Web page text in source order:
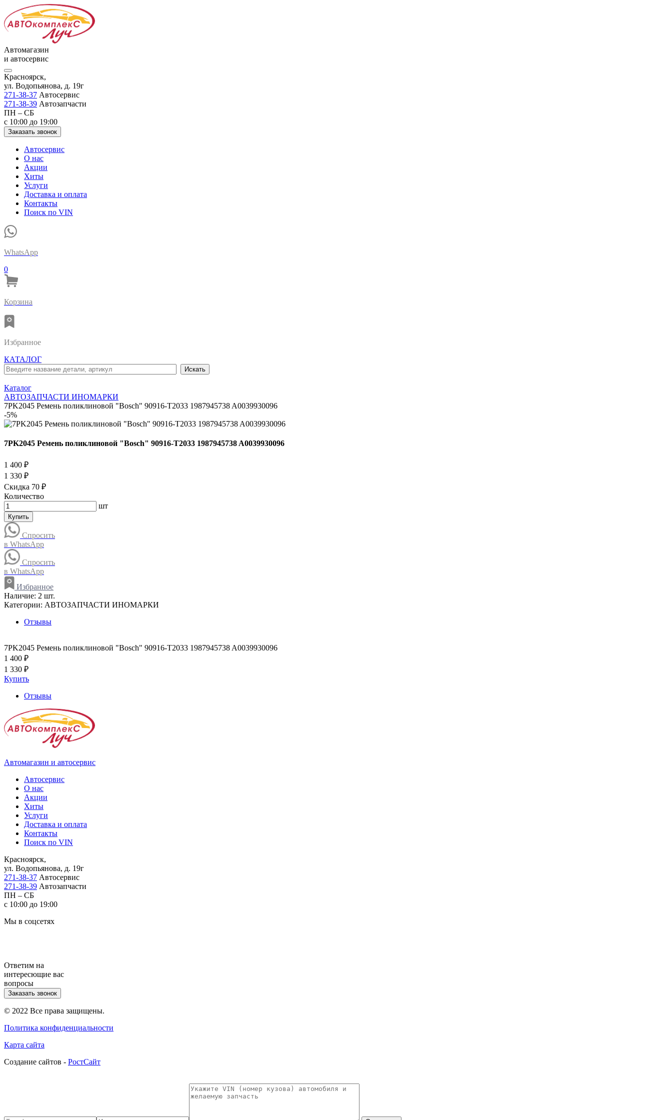
Автомагазин
и автосервис
Красноярск,
ул. Водопьянова, д. 19г
271-38-37 Автосервис
271-38-39 Автозапчасти
ПН – СБ
с 10:00 до 19:00
Заказать звонок
Автосервис
О нас
Акции
Хиты
Услуги
Доставка и оплата
Контакты
Поиск по VIN
WhatsApp
0
Корзина
Избранное
КАТАЛОГ
Каталог
АВТОЗАПЧАСТИ ИНОМАРКИ
7PK2045 Ремень поликлиновой "Bosch" 90916-T2033 1987945738 A0039930096
-5%
7PK2045 Ремень поликлиновой "Bosch" 90916-T2033 1987945738 A0039930096
1 400 ₽
1 330 ₽
Скидка 70 ₽
Количество
шт
Купить
Спросить
в WhatsApp
Спросить
в WhatsApp
Избранное
Наличие: 2 шт.
Категории: АВТОЗАПЧАСТИ ИНОМАРКИ
Отзывы
7PK2045 Ремень поликлиновой "Bosch" 90916-T2033 1987945738 A0039930096
1 400 ₽
1 330 ₽
Купить
Отзывы
Автомагазин и автосервис
Автосервис
О нас
Акции
Хиты
Услуги
Доставка и оплата
Контакты
Поиск по VIN
Красноярск,
ул. Водопьянова, д. 19г
271-38-37 Автосервис
271-38-39 Автозапчасти
ПН – СБ
с 10:00 до 19:00
Мы в соцсетях
Ответим на
интересющие вас
вопросы
Заказать звонок
© 2022 Все права защищены.
Политика конфиденциальности
Карта сайта
Cоздание сайтов - РостСайт